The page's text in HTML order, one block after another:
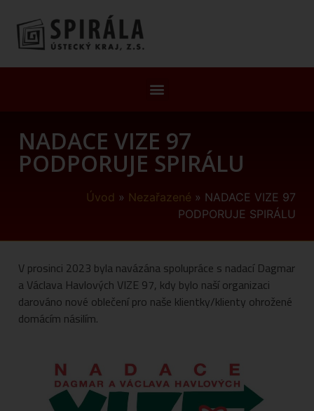
NADACE VIZE 97
PODPORUJE SPIRÁLU
Úvod » Nezařazené » NADACE VIZE 97
PODPORUJE SPIRÁLU
V prosinci 2023 byla navázána spolupráce s nadací Dagmar
a Václava Havlových VIZE 97, kdy bylo naší organizaci
darováno nové oblečení pro naše klientky/klienty ohrožené
domácím násilím.